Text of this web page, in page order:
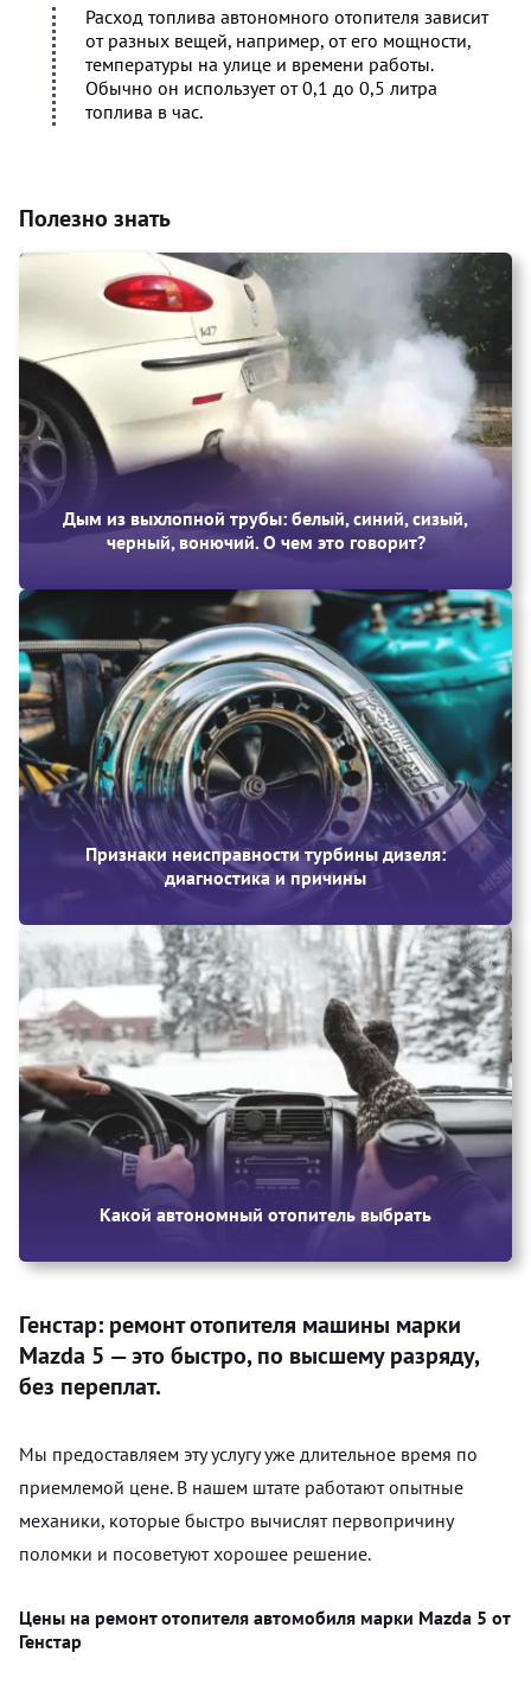
Расход топлива автономного отопителя зависит
от разных вещей, например, от его мощности,
температуры на улице и времени работы.
Обычно он использует от 0,1 до 0,5 литра
топлива в час.
Полезно знать
Дым из выхлопной трубы: белый, синий, сизый,
черный, вонючий. О чем это говорит?
Признаки неисправности турбины дизеля:
диагностика и причины
Какой автономный отопитель выбрать
Генстар: ремонт отопителя машины марки
Mazda 5 — это быстро, по высшему разряду,
без переплат.
Мы предоставляем эту услугу уже длительное время по
приемлемой цене. В нашем штате работают опытные
механики, которые быстро вычислят первопричину
поломки и посоветуют хорошее решение.
Цены на ремонт отопителя автомобиля марки Mazda 5 от
Генстар